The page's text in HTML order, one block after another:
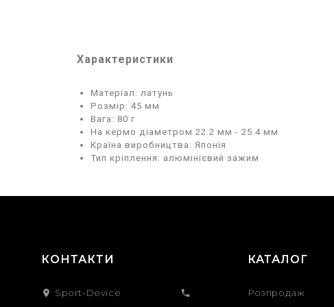
Характеристики
Матеріал: латунь
Розмір: 45 мм
Вага: 80 г
На кермо діаметром 22.2 мм - 25.4 мм
Країна виробництва: Японія
Тип кріплення: алюмінієвий зажим
КОНТАКТИ
 Sport-Device

КАТАЛОГ
Розпродаж